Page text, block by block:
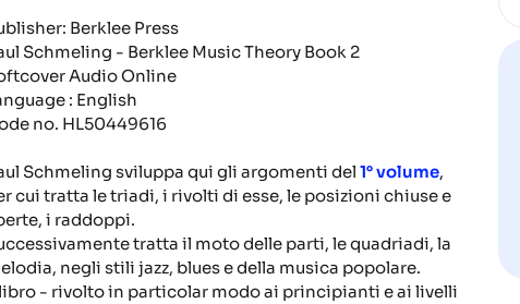
Berklee Press
Schmeling - Berklee Music Theory Book 2
Audio Online
: English
no. HL50449616
Schmeling sviluppa qui gli argomenti del 1° volume,
cui tratta le triadi, i rivolti di esse, le posizioni chiuse e
i raddoppi.
tratta il moto delle parti, le quadriadi, la
negli stili jazz, blues e della musica popolare.
- rivolto in particolar modo ai principianti e ai livelli